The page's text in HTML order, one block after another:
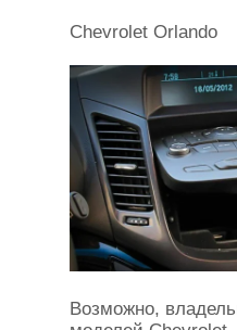
Chevrolet Orlando
Возможно,